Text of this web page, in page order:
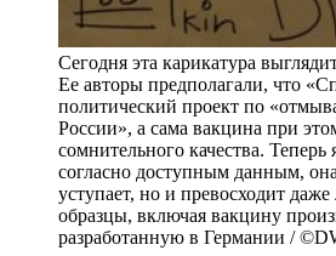
Сегодня эта карикатура
Ее авторы предполагали, что
политический проект по
России», а сама вакцина при
сомнительного качества. Теперь
согласно доступным данным,
уступает, но и превосходит
образцы, включая вакцину
разработанную в Германии /